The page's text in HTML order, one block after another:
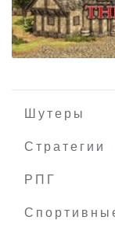
Шутеры
Стратегии
РПГ